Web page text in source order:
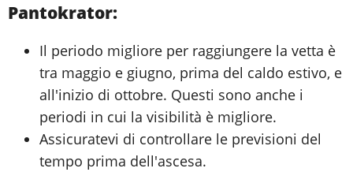
Pantokrator:
Il periodo migliore per raggiungere la vetta è
tra maggio e giugno, prima del caldo estivo, e
all'inizio di ottobre. Questi sono anche i
periodi in cui la visibilità è migliore.
Assicuratevi di controllare le previsioni del
tempo prima dell'ascesa.